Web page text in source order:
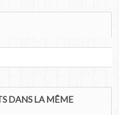
DANS LA MÊME